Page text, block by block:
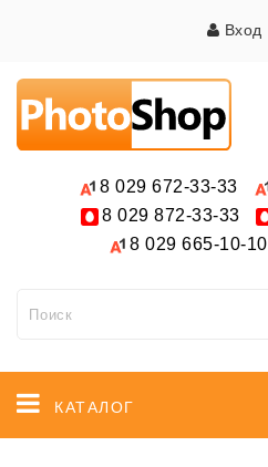
Вход
8 029 672-33-33
8 029 872-33-33
8 029 665-10-10
КАТАЛОГ